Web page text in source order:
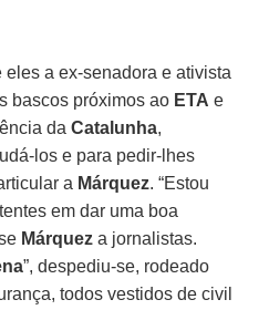
a ex-senadora e ativista
bascos próximos ao ETA e
daCatalunha,
los e para pedir-lhes
a Márquez. “Estou
em dar uma boa
Márquez a jornalistas.
”, despediu-se, rodeado
todos vestidos de civil